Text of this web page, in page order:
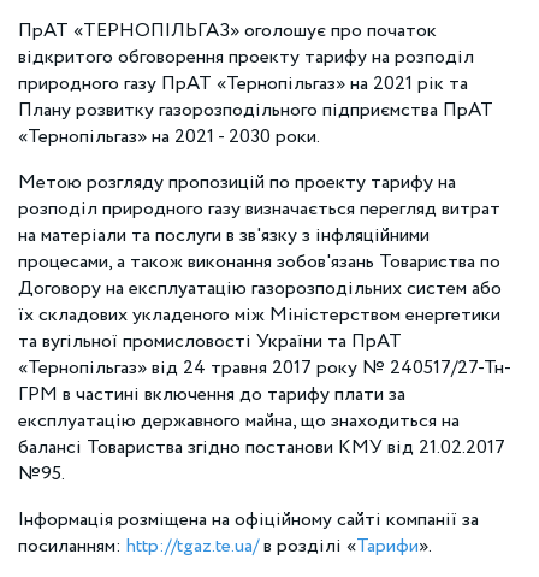
ПрАТ «ТЕРНОПІЛЬГАЗ» оголошує про початок
відкритого обговорення проекту тарифу на розподіл
природного газу ПрАТ «Тернопільгаз» на 2021 рік та
Плану розвитку газорозподільного підприємства ПрАТ
«Тернопільгаз» на 2021 - 2030 роки.
Метою розгляду пропозицій по проекту тарифу на
розподіл природного газу визначається перегляд витрат
на матеріали та послуги в зв'язку з інфляційними
процесами, а також виконання зобов'язань Товариства по
Договору на експлуатацію газорозподільних систем або
їх складових укладеного між Міністерством енергетики
та вугільної промисловості України та ПрАТ
«Тернопільгаз» від 24 травня 2017 року № 240517/27-Тн-
ГРМ в частині включення до тарифу плати за
експлуатацію державного майна, що знаходиться на
балансі Товариства згідно постанови КМУ від 21.02.2017
№95.
Інформація розміщена на офіційному сайті компанії за
посиланням: http://tgaz.te.ua/в розділі «Тарифи».